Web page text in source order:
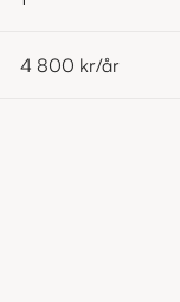
4 800 kr/år